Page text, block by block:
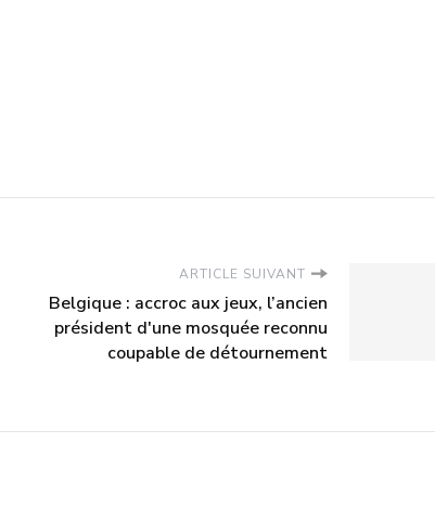
ARTICLE SUIVANT
Belgique : accroc aux jeux, l’ancien
président d'une mosquée reconnu
coupable de détournement